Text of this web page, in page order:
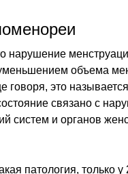
нарушение
объема
говоря, это
связано с
систем и органов
патология, только